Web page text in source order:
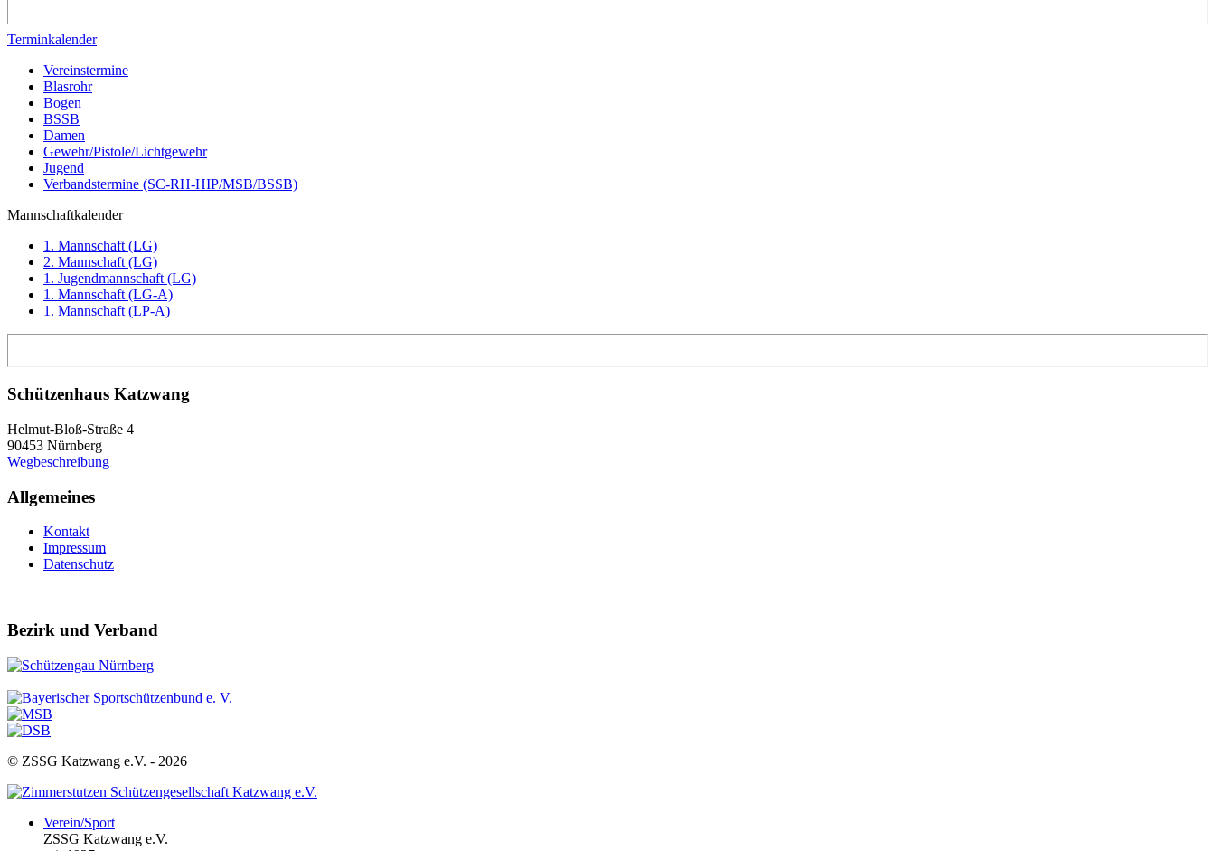
Terminkalender
Vereinstermine
Blasrohr
Bogen
BSSB
Damen
Gewehr/Pistole/Lichtgewehr
Jugend
Verbandstermine (SC-RH-HIP/MSB/BSSB)
Mannschaftkalender
1. Mannschaft (LG)
2. Mannschaft (LG)
1. Jugendmannschaft (LG)
1. Mannschaft (LG-A)
1. Mannschaft (LP-A)
Schützenhaus Katzwang
Helmut-Bloß-Straße 4
90453 Nürnberg
Wegbeschreibung
Allgemeines
Kontakt
Impressum
Datenschutz
Bezirk und Verband
© ZSSG Katzwang e.V. - 2026
Verein/Sport
ZSSG Katzwang e.V.